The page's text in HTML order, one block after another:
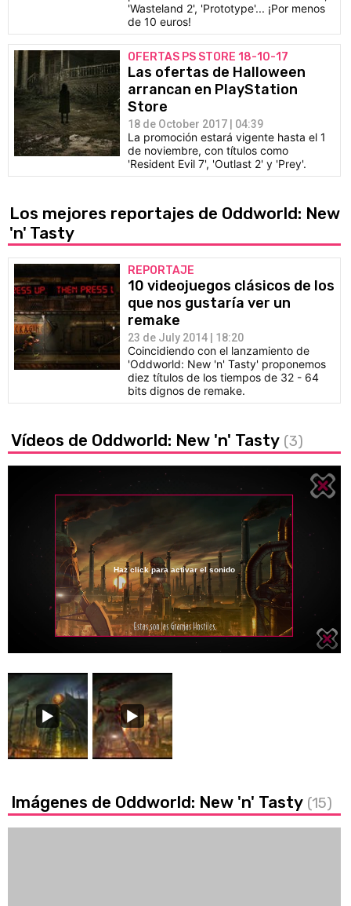
'Wasteland 2', 'Prototype'... ¡Por menos
de 10 euros!
OFERTAS PS STORE 18-10-17
Las ofertas de Halloween
arrancan en PlayStation
Store
18 de October 2017 | 04:39
La promoción estará vigente hasta el 1
de noviembre, con títulos como
'Resident Evil 7', 'Outlast 2' y 'Prey'.
Los mejores reportajes de Oddworld: New
'n' Tasty
REPORTAJE
10 videojuegos clásicos de los
que nos gustaría ver un
remake
23 de July 2014 | 18:20
Coincidiendo con el lanzamiento de
'Oddworld: New 'n' Tasty' proponemos
diez títulos de los tiempos de 32 - 64
bits dignos de remake.
Vídeos de Oddworld: New 'n' Tasty (3)
Unmute /
Loaded:
11.77%
Haz click para activar el sonido
Imágenes de Oddworld: New 'n' Tasty (15)